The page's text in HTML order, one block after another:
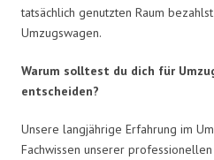
tatsächlich genutzten Raum
Umzugswagen.
Warum solltest du dich für
entscheiden?
Unsere langjährige Erfahrung im
Fachwissen unserer